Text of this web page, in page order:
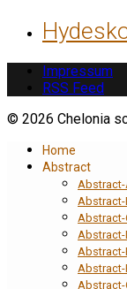
Impressum
RSS Feed
© 2026 Chelonia
Home
Abstract
Abstract-
Abstract-
Abstract-
Abstract-
Abstract-
Abstract-
Abstract-